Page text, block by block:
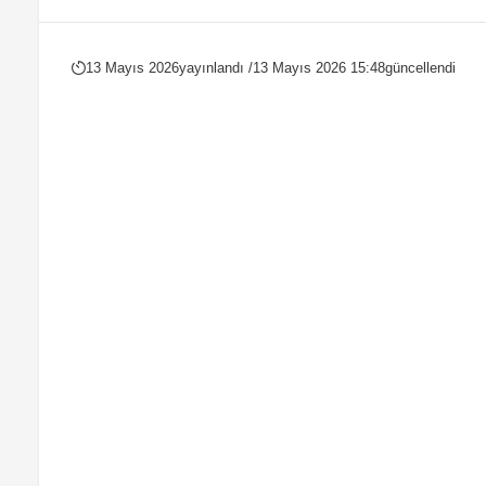
13 Mayıs 2026yayınlandı /13 Mayıs 2026 15:48güncellendi